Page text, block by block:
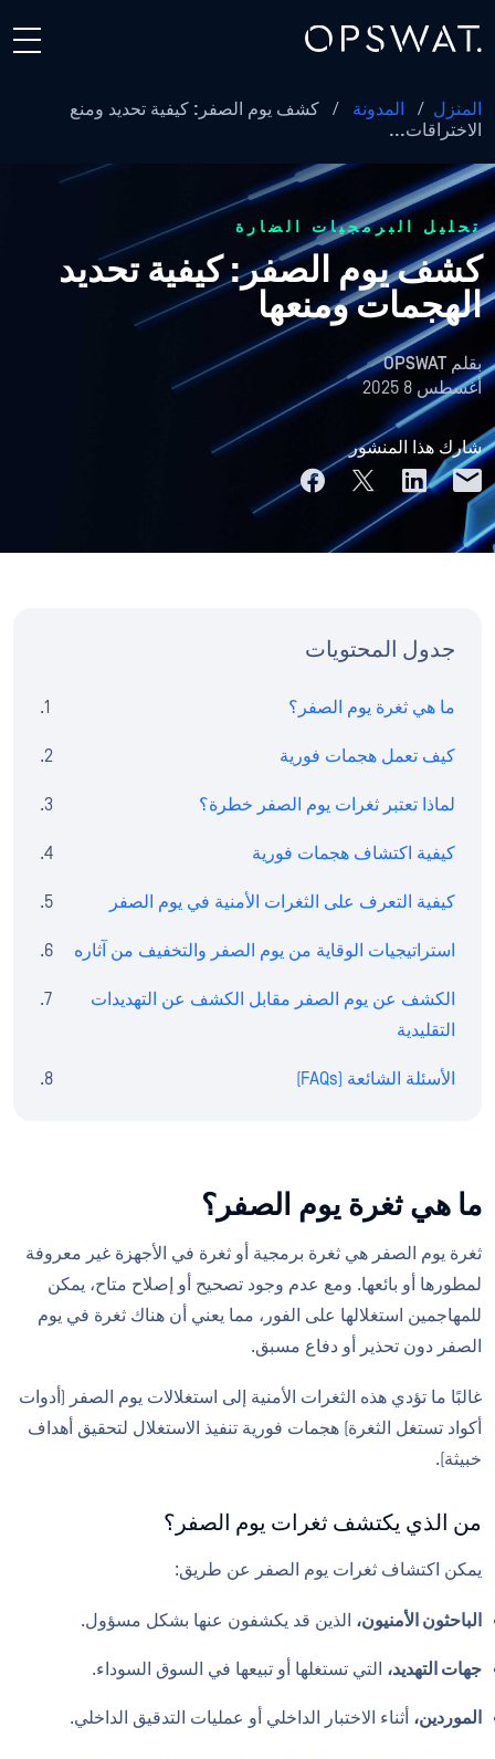
المنزل / المدونة /
كشف يوم الصفر: كيفية تحديد ومنع
الاختراقات...
تحليل البرمجيات الضارة
كشف يوم الصفر: كيفية تحديد
الهجمات ومنعها
بقلمOPSWAT
أغسطس 8 2025
شارك هذا المنشور
جدول المحتويات
ما هي ثغرة يوم الصفر؟
كيف تعمل هجمات فورية
لماذا تعتبر ثغرات يوم الصفر خطرة؟
كيفية اكتشاف هجمات فورية
كيفية التعرف على الثغرات الأمنية في يوم الصفر
استراتيجيات الوقاية من يوم الصفر والتخفيف من آثاره
الكشف عن يوم الصفر مقابل الكشف عن التهديدات
التقليدية
الأسئلة الشائعة (FAQs)
ما هي ثغرة يوم الصفر؟
ثغرة يوم الصفر هي ثغرة برمجية أو ثغرة في الأجهزة غير معروفة
لمطورها أو بائعها. ومع عدم وجود تصحيح أو إصلاح متاح، يمكن
للمهاجمين استغلالها على الفور، مما يعني أن هناك ثغرة في يوم
الصفر دون تحذير أو دفاع مسبق.
غالبًا ما تؤدي هذه الثغرات الأمنية إلى استغلالات يوم الصفر (أدوات
أكواد تستغل الثغرة) هجمات فورية تنفيذ الاستغلال لتحقيق أهداف
خبيثة).
من الذي يكتشف ثغرات يوم الصفر؟
يمكن اكتشاف ثغرات يوم الصفر عن طريق:
الباحثون الأمنيون، الذين قد يكشفون عنها بشكل مسؤول.
جهات التهديد، التي تستغلها أو تبيعها في السوق السوداء.
الموردين، أثناء الاختبار الداخلي أو عمليات التدقيق الداخلي.